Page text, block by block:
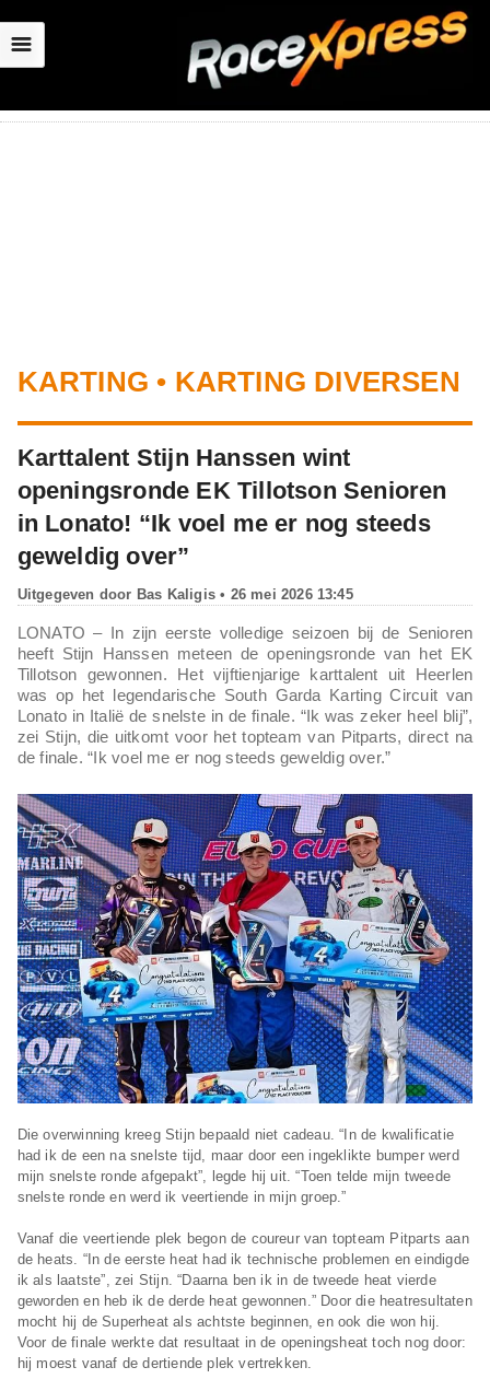
☰
KARTING • KARTING DIVERSEN
Karttalent Stijn Hanssen wint
openingsronde EK Tillotson Senioren
in Lonato! “Ik voel me er nog steeds
geweldig over”
Uitgegeven door Bas Kaligis• 26 mei 2026 13:45
LONATO – In zijn eerste volledige seizoen bij de Senioren
heeft Stijn Hanssen meteen de openingsronde van het EK
Tillotson gewonnen. Het vijftienjarige karttalent uit Heerlen
was op het legendarische South Garda Karting Circuit van
Lonato in Italië de snelste in de finale. “Ik was zeker heel blij”,
zei Stijn, die uitkomt voor het topteam van Pitparts, direct na
de finale. “Ik voel me er nog steeds geweldig over.”
Die overwinning kreeg Stijn bepaald niet cadeau. “In de kwalificatie
had ik de een na snelste tijd, maar door een ingeklikte bumper werd
mijn snelste ronde afgepakt”, legde hij uit. “Toen telde mijn tweede
snelste ronde en werd ik veertiende in mijn groep.”
Vanaf die veertiende plek begon de coureur van topteam Pitparts aan
de heats. “In de eerste heat had ik technische problemen en eindigde
ik als laatste”, zei Stijn. “Daarna ben ik in de tweede heat vierde
geworden en heb ik de derde heat gewonnen.” Door die heatresultaten
mocht hij de Superheat als achtste beginnen, en ook die won hij.
Voor de finale werkte dat resultaat in de openingsheat toch nog door:
hij moest vanaf de dertiende plek vertrekken.